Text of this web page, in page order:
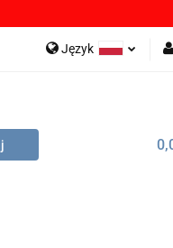
Język